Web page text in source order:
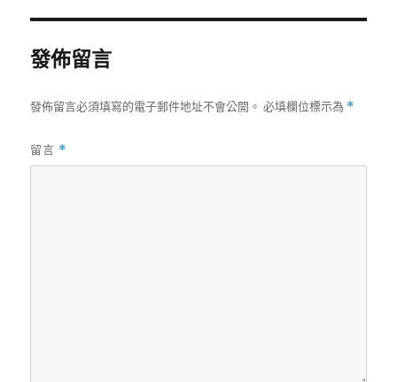
發佈留言
發佈留言必須填寫的電子郵件地址不會公開。 必填欄位標示為 *
留言 *